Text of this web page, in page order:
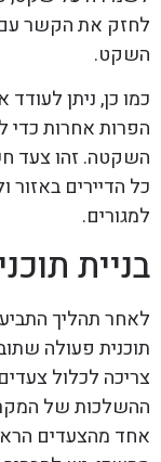
לחזק את הקשר עם
השקט.
כמו כן, ניתן
הפרות אחרות כדי
השקטה. זהו צעד
כל הדיירים באזור
למגורים.
בניית
לאחר תהליך
תוכנית פעולה
צריכה לכלול
ההשלכות של
אחד מהצעדים